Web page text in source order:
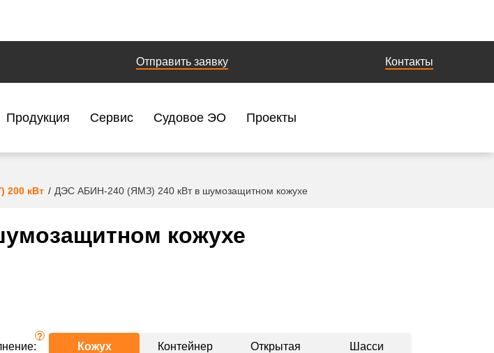
Отправить заявку Контакты
Продукция Сервис Судовое ЭО Проекты
200 кВт ДЭС АБИН-240 (ЯМЗ) 240 кВт в шумозащитном кожухе
кожухе
?
Кожух Контейнер Открытая Шасси